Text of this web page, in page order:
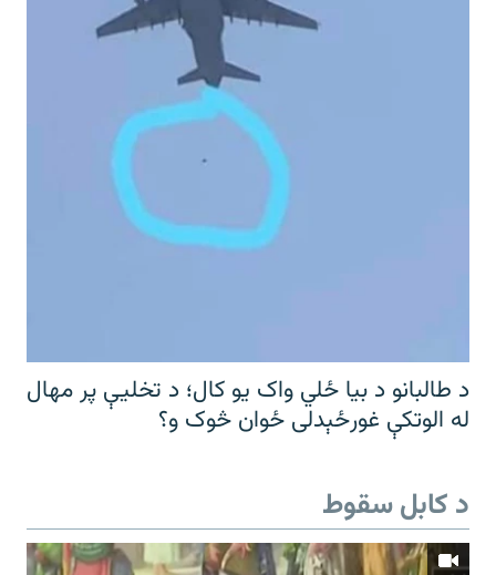
د طالبانو د بیا ځلي واک یو کال؛ د تخلیې پر مهال
له الوتکې غورځېدلی ځوان څوک و؟
د کابل سقوط